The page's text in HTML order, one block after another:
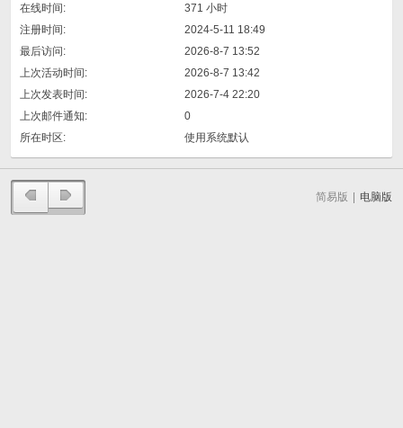
在线时间:
371 小时
注册时间:
2024-5-11 18:49
最后访问:
2026-8-7 13:52
上次活动时间:
2026-8-7 13:42
上次发表时间:
2026-7-4 22:20
上次邮件通知:
0
所在时区:
使用系统默认
简易版 电脑版